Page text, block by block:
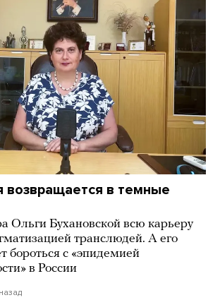
возвращается в темные
Ольги Бухановской всю карьеру
транслюдей. А его
бороться с «эпидемией
в России